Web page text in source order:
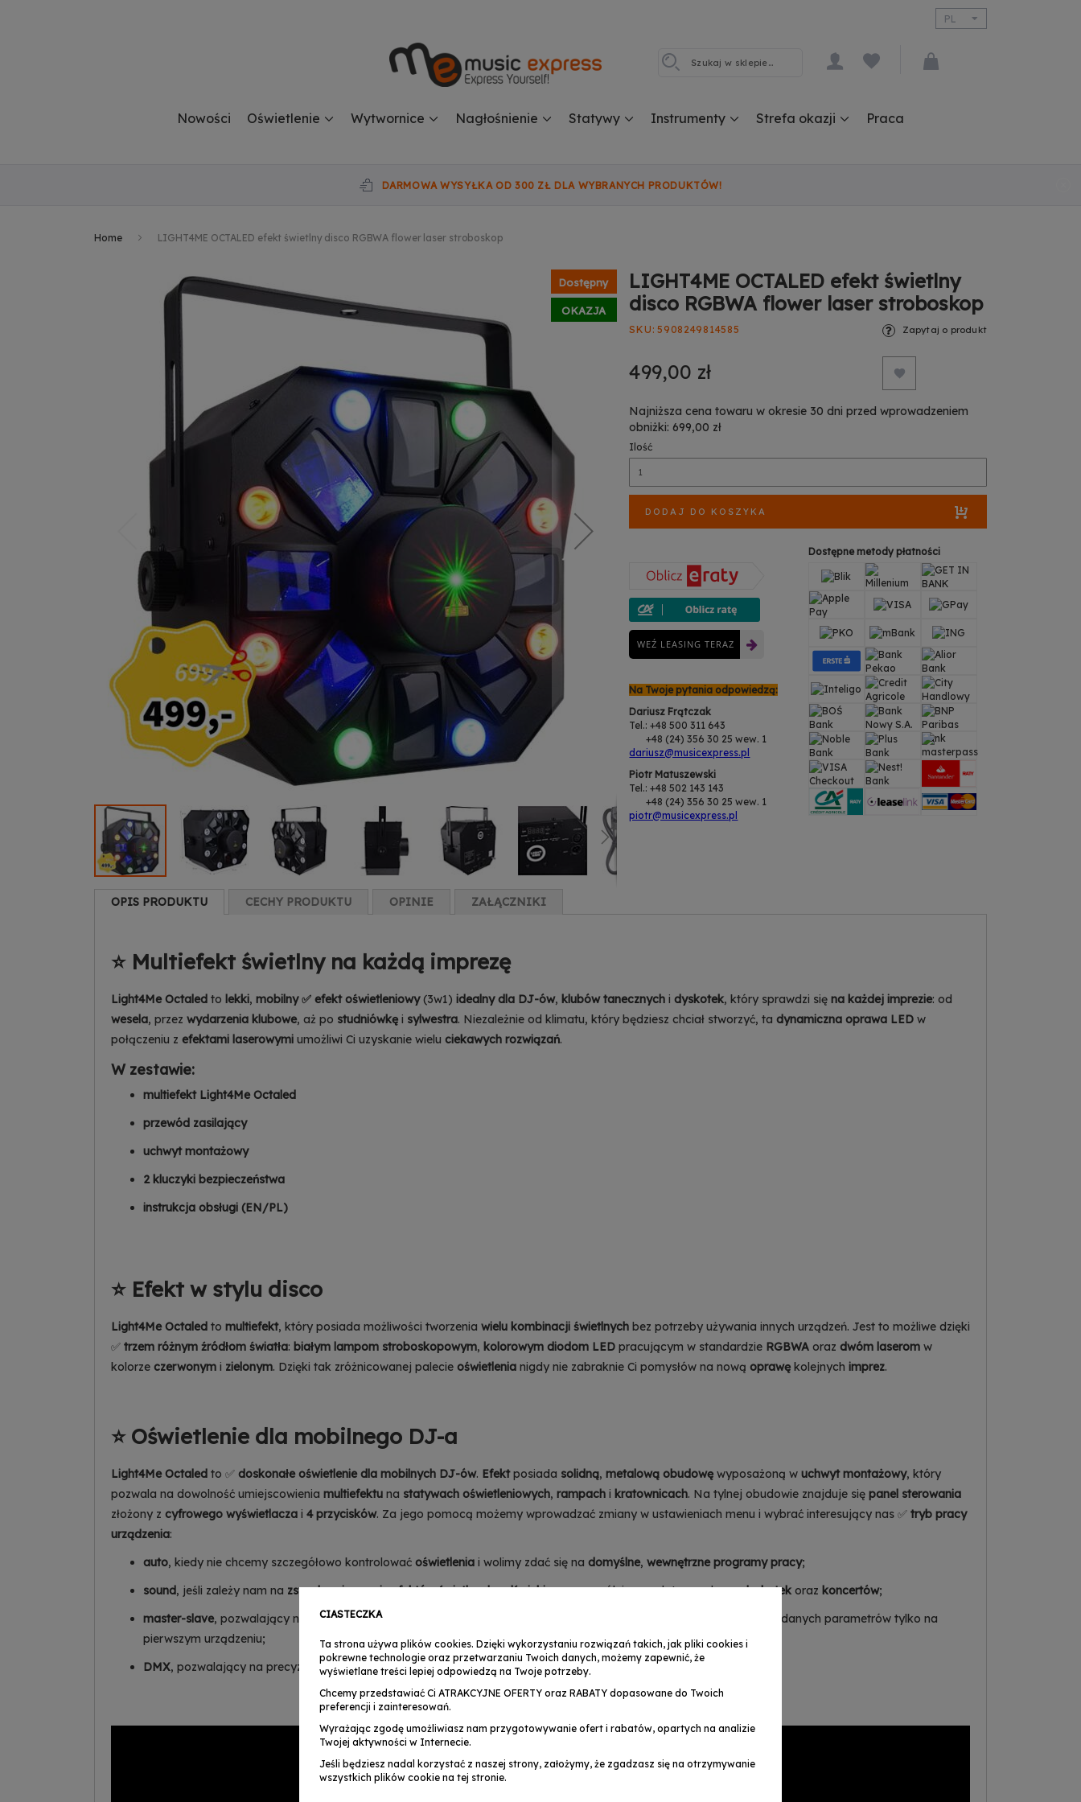
PL
Nowości Oświetlenie Wytwornice Nagłośnienie Statywy Instrumenty Strefa okazji Praca
DARMOWA WYSYŁKA OD 300 ZŁ DLA WYBRANYCH PRODUKTÓW!
Home LIGHT4ME OCTALED efekt świetlny disco RGBWA flower laser stroboskop
Dostępny
OKAZJA
LIGHT4ME OCTALED efekt świetlny
disco RGBWA flower laser stroboskop
SKU 5908249814585
499,00 zł
Zapytaj o produkt
Najniższa cena towaru w okresie 30 dni przed wprowadzeniem
obniżki: 699,00 zł
Ilość
DODAJ DO KOSZYKA
WEŹ LEASING TERAZ
Na Twoje pytania odpowiedzą:
Dariusz Frątczak
Tel.: +48 500 311 643
+48 (24) 356 30 25 wew. 1
dariusz@musicexpress.pl
Piotr Matuszewski
Tel.: +48 502 143 143
+48 (24) 356 30 25 wew. 1
piotr@musicexpress.pl
Dostępne metody płatności
OPIS PRODUKTU
⭐ Multiefekt świetlny na każdą imprezę
Light4Me Octaled to lekki, mobilny ✅ efekt oświetleniowy(3w1) idealny dla DJ-ów, klubów tanecznych i dyskotek, który sprawdzi się na każdej imprezie: od
wesela, przez wydarzenia klubowe, aż po studniówkę i sylwestra. Niezależnie od klimatu, który będziesz chciał stworzyć, ta dynamiczna oprawa LED w
połączeniu z efektami laserowymi umożliwi Ci uzyskanie wielu ciekawych rozwiązań.
W zestawie:
multiefekt Light4Me Octaled
przewód zasilający
uchwyt montażowy
2 kluczyki bezpieczeństwa
instrukcja obsługi (EN/PL)
⭐ Efekt w stylu disco
Light4Me Octaled to multiefekt, który posiada możliwości tworzenia wielu kombinacji świetlnych bez potrzeby używania innych urządzeń. Jest to możliwe dzięki
✅ trzem różnym źródłom światła: białym lampom stroboskopowym, kolorowym diodom LED pracującym w standardzie RGBWA oraz dwóm laserom w
kolorze czerwonym i zielonym. Dzięki tak zróżnicowanej palecie oświetlenia nigdy nie zabraknie Ci pomysłów na nową oprawę kolejnych imprez.
⭐ Oświetlenie dla mobilnego DJ-a
Light4Me Octaled to ✅ doskonałe oświetlenie dla mobilnych DJ-ów. Efektposiada solidną, metalową obudowę wyposażoną w uchwyt montażowy, który
pozwala na dowolność umiejscowienia multiefektu na statywach oświetleniowych, rampach i kratownicach. Na tylnej obudowie znajduje się panel sterowania
złożony z cyfrowego wyświetlacza i 4 przycisków. Za jego pomocą możemy wprowadzać zmiany w ustawieniach menu i wybrać interesujący nas ✅ tryb pracy
urządzenia:
auto, kiedy nie chcemy szczegółowo kontrolować oświetlenia i wolimy zdać się na domyślne, wewnętrzne programy pracy;
sound, jeśli zależy nam na zsynchronizowaniu efektów świetlnych z dźwiękiem, szczególnie przydatny podczasdyskotek oraz koncertów;
master-slave, pozwalający na synchronizację pracy świateł połączonych ze sobą przewodami DMX
i ustawienie pożądanych parametrów tylko na
pierwszym urządzeniu;
DMX, pozwalający na precyzyjnesterowanie jednostkąlubgrupą efektówza pomocą zewnętrznego kontrolera DMX
CECHY PRODUKTU OPINIE ZAŁĄCZNIKI
CIASTECZKA
Ta strona używa plików cookies. Dzięki wykorzystaniu rozwiązań takich, jak pliki cookies i
pokrewne technologie oraz przetwarzaniu Twoich danych, możemy zapewnić, że
wyświetlane treści lepiej odpowiedzą na Twoje potrzeby.
Chcemy przedstawiać Ci ATRAKCYJNE OFERTY oraz RABATY dopasowane do Twoich
preferencji i zainteresowań.
Wyrażając zgodę umożliwiasz nam przygotowywanie ofert i rabatów, opartych na analizie
Twojej aktywności w Internecie.
Jeśli będziesz nadal korzystać z naszej strony, założymy, że zgadzasz się na otrzymywanie
wszystkich plików cookie na tej stronie.